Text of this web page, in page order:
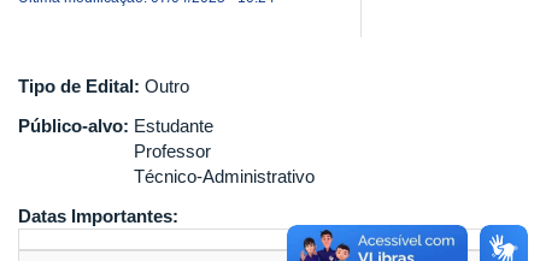
Tipo de Edital: Outro
Público-alvo: Estudante
Professor
Técnico-Administrativo
Datas Importantes: